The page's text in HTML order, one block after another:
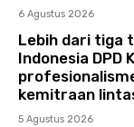
6 Agustus 2026
Lebih dari tiga
Indonesia
kemitraan
5 Agustus 2026